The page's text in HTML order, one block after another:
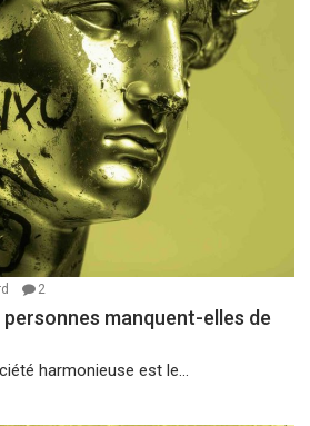
2
manquent-elles de
harmonieuse est le...